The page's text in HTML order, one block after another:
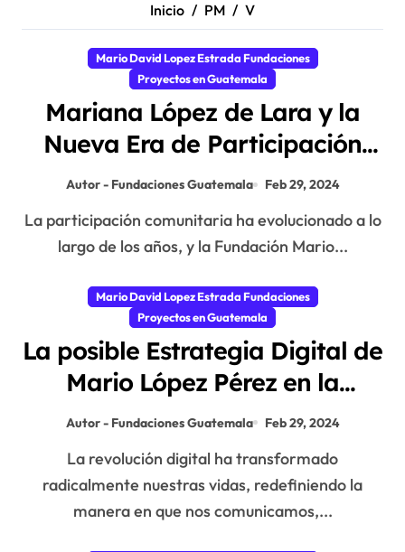
Inicio PM V
Mario David Lopez Estrada Fundaciones
Proyectos en Guatemala
Mariana López de Lara y la
Nueva Era de Participación
Comunitaria en la Fundación
Mario López Estrada
Autor - Fundaciones Guatemala Feb 29, 2024
La participación comunitaria ha evolucionado a lo
largo de los años, y la Fundación Mario...
Mario David Lopez Estrada Fundaciones
Proyectos en Guatemala
La posible Estrategia Digital de
Mario López Pérez en la
Fundación Mario López
Estrada
Autor - Fundaciones Guatemala Feb 29, 2024
La revolución digital ha transformado
radicalmente nuestras vidas, redefiniendo la
manera en que nos comunicamos,...